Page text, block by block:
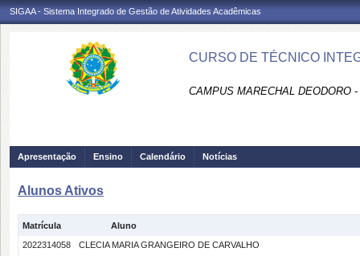
SIGAA - Sistema Integrado de Gestão de Atividades Acadêmicas
CURSO DE TÉCNICO
CAMPUS MARECHAL DEODORO
Apresentação Ensino Calendário Notícias
Alunos Ativos
Matrícula
Aluno
2022314058
CLECIA MARIA GRANGEIRO DE CARVALHO